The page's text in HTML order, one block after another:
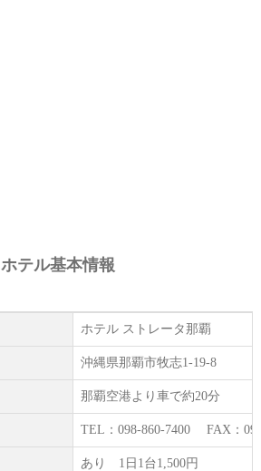
ホテル基本情報
ホテル ストレータ那覇
沖縄県那覇市牧志1-19-8
那覇空港より車で約20分
TEL：098-860-7400 FAX：
あり 1日1台1,500円